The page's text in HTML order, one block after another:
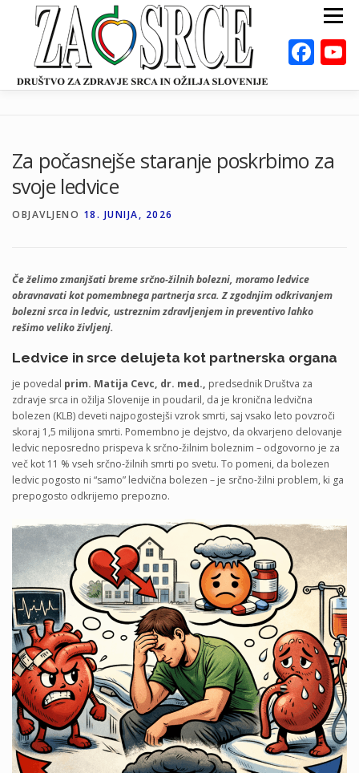
Preskoči
Meni
DEJAVNOSTI ODKLOP-I VAROVALNA ŽIVILA
O NAS
Za počasnejše staranje poskrbimo za
svoje ledvice
OBJAVLJENO 18. JUNIJA, 2026
Če želimo zmanjšati breme srčno‑žilnih bolezni, moramo ledvice
obravnavati kot pomembnega partnerja srca. Z zgodnjim odkrivanjem
bolezni srca in ledvic, ustreznim zdravljenjem in preventivo lahko
rešimo veliko življenj.
Ledvice in srce delujeta kot partnerska organa
je povedal prim. Matija Cevc, dr. med., predsednik Društva za
zdravje srca in ožilja Slovenije in poudaril, da je kronična ledvična
bolezen (KLB) deveti najpogostejši vzrok smrti, saj vsako leto povzroči
skoraj 1,5 milijona smrti. Pomembno je dejstvo, da okvarjeno delovanje
ledvic neposredno prispeva k srčno‑žilnim boleznim – odgovorno je za
več kot 11 % vseh srčno‑žilnih smrti po svetu. To pomeni, da bolezen
ledvic pogosto ni “samo” ledvična bolezen – je srčno‑žilni problem, ki ga
prepogosto odkrijemo prepozno.